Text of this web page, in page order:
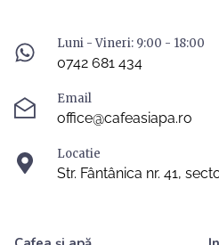
Luni - Vineri: 9:00 - 18:00
0742 681 434
Email
office@cafeasiapa.ro
Locatie
Str. Fântânica nr. 41,